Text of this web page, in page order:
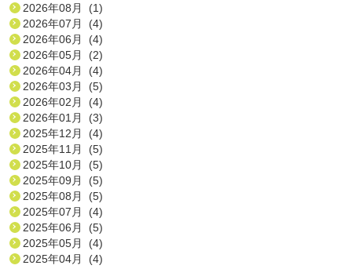
2026年08月 (1)
2026年07月 (4)
2026年06月 (4)
2026年05月 (2)
2026年04月 (4)
2026年03月 (5)
2026年02月 (4)
2026年01月 (3)
2025年12月 (4)
2025年11月 (5)
2025年10月 (5)
2025年09月 (5)
2025年08月 (5)
2025年07月 (4)
2025年06月 (5)
2025年05月 (4)
2025年04月 (4)